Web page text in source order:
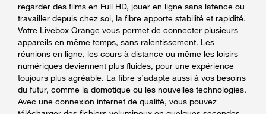
regarder des films en Full HD, jouer en ligne sans latence ou
travailler depuis chez soi, la fibre apporte stabilité et rapidité.
Votre Livebox Orange vous permet de connecter plusieurs
appareils en même temps, sans ralentissement. Les
réunions en ligne, les cours à distance ou même les loisirs
numériques deviennent plus fluides, pour une expérience
toujours plus agréable. La fibre s’adapte aussi à vos besoins
du futur, comme la domotique ou les nouvelles technologies.
Avec une connexion internet de qualité, vous pouvez